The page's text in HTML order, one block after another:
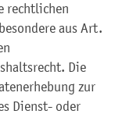
rechtlichen
aus Art.
Die
zur
Dienst- oder